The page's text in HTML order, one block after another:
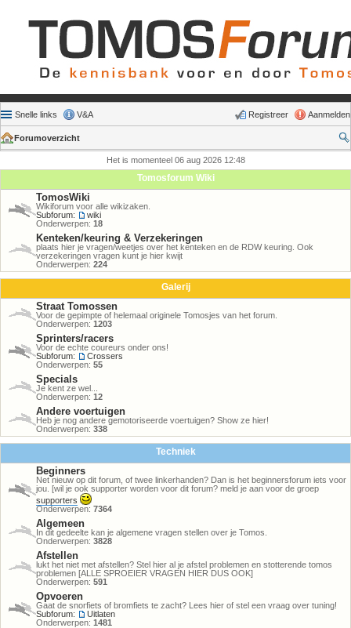
Snelle links V&A Aanmelden
Registreer
Forumoverzicht
Het is momenteel 06 aug 2026 12:48
Tomosforum Wiki
TomosWiki
Wikiforum voor alle wikizaken.
Subforum:
wiki
Onderwerpen: 18
Kenteken/keuring & Verzekeringen
plaats hier je vragen/weetjes over het kenteken en de RDW keuring. Ook
verzekeringen vragen kunt je hier kwijt
Onderwerpen: 224
Galerij
Straat Tomossen
Voor de gepimpte of helemaal originele Tomosjes van het forum.
Onderwerpen: 1203
Sprinters/racers
Voor de echte coureurs onder ons!
Subforum:
Crossers
Onderwerpen: 55
Specials
Je kent ze wel...
Onderwerpen: 12
Andere voertuigen
Heb je nog andere gemotoriseerde voertuigen? Show ze hier!
Onderwerpen: 338
Techniek
Beginners
Net nieuw op dit forum, of twee linkerhanden? Dan is het beginnersforum iets voor
jou. [wil je ook supporter worden voor dit forum? meld je aan voor de groep
supporters
Onderwerpen: 7364
Algemeen
In dit gedeelte kan je algemene vragen stellen over je Tomos.
Onderwerpen: 3828
Afstellen
lukt het niet met afstellen? Stel hier al je afstel problemen en stotterende tomos
problemen [ALLE SPROEIER VRAGEN HIER DUS OOK]
Onderwerpen: 591
Opvoeren
Gaat de snorfiets of bromfiets te zacht? Lees hier of stel een vraag over tuning!
Subforum:
Uitlaten
Onderwerpen: 1481